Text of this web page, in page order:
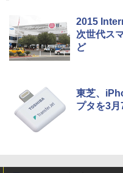
2015
次世代ス
ど
東芝、
プタを3月